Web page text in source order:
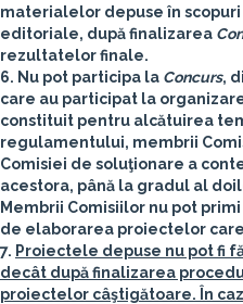
materialelor depuse în
editoriale, după finalizarea
rezultatelor finale.
6. Nu pot participa la Concurs,
care au participat la
constituit pentru alcătuirea
regulamentului, membrii
Comisiei de soluţionare a
acestora, până la gradul al
Membrii Comisiilor nu pot
de elaborarea proiectelor
7. Proiectele depuse nu pot fi
decât după finalizarea
proiectelor câştigătoare. În